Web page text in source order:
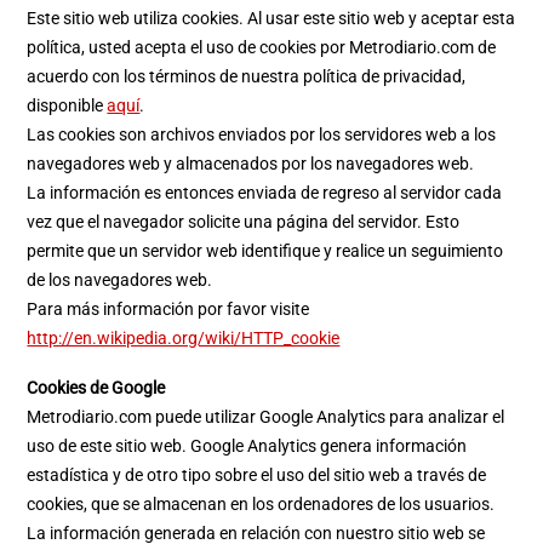
Este sitio web utiliza cookies. Al usar este sitio web y aceptar esta
política, usted acepta el uso de cookies por Metrodiario.com de
acuerdo con los términos de nuestra política de privacidad,
disponibleaquí.
Las cookies son archivos enviados por los servidores web a los
navegadores web y almacenados por los navegadores web.
La información es entonces enviada de regreso al servidor cada
vez que el navegador solicite una página del servidor. Esto
permite que un servidor web identifique y realice un seguimiento
de los navegadores web.
Para más información por favor visite
http://en.wikipedia.org/wiki/HTTP_cookie
Cookies de Google
Metrodiario.com puede utilizar Google Analytics para analizar el
uso de este sitio web. Google Analytics genera información
estadística y de otro tipo sobre el uso del sitio web a través de
cookies, que se almacenan en los ordenadores de los usuarios.
La información generada en relación con nuestro sitio web se